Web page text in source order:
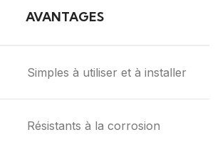
AVANTAGES
Simples à utiliser et à installer
Résistants à la corrosion